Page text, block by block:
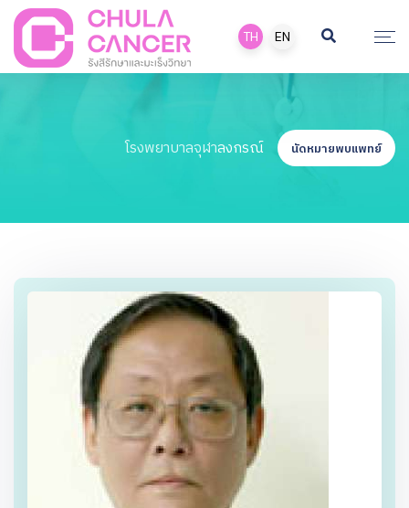
TH EN
โรงพยาบาลจุฬาลงกรณ์ นัดหมายพบแพทย์